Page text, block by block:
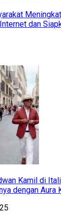
dan
Kamil di
dengan Aura